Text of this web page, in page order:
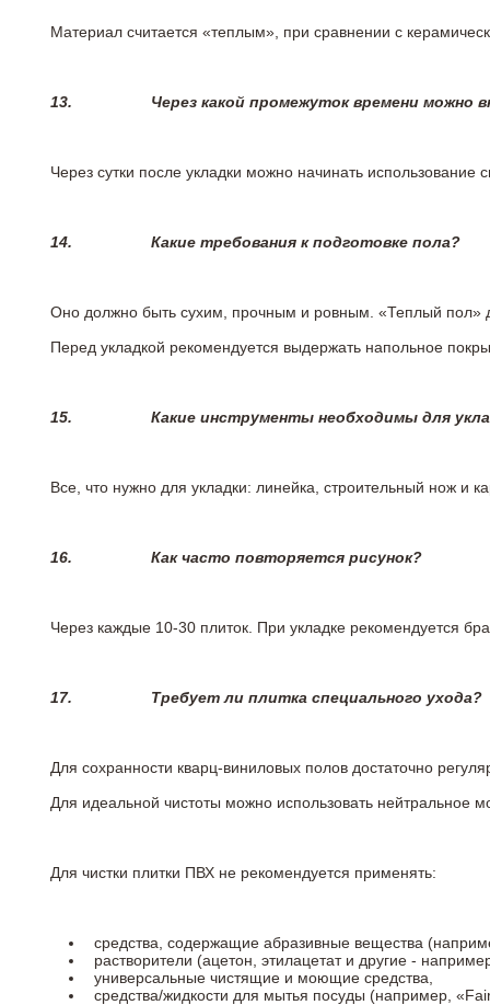
Материал считается «теплым», при сравнении с
13. Через какой промежуток времени можно
Через сутки после укладки можно начинать
14. Какие требования к подготовке пола?
Оно должно быть сухим, прочным и ровным. «Теплый пол»
Перед укладкой рекомендуется выдержать напольное
15. Какие инструменты необходимы для
Все, что нужно для укладки: линейка, строительный нож и
16. Как часто повторяется рисунок?
Через каждые 10-30 плиток. При укладке рекомендуется
17. Требует ли плитка специального ухода?
Для сохранности кварц-виниловых полов достаточно
Для идеальной чистоты можно использовать
Для чистки плитки ПВХ не рекомендуется применять:
средства, содержащие абразивные вещества
растворители (ацетон, этилацетат и другие -
универсальные чистящие и моющие средства,
средства/жидкости для мытья посуды (например,